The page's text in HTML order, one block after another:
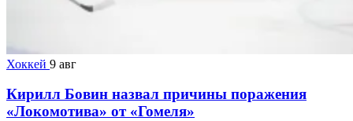
Хоккей 9 авг
Кирилл Бовин назвал причины поражения
«Локомотива» от «Гомеля»